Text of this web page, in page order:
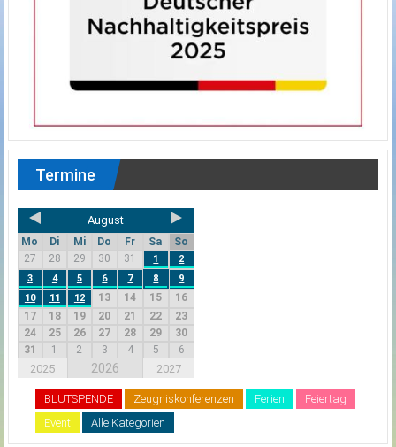
Termine
August
Mo Di Mi Do Fr Sa
So
27
28 29 30 31 1
2
3
4 5 6 7 8
9
10
11 12 13 14 15
16
17
18 19 20 21 22
23
24
25 26 27 28 29
30
31
1 2 3 4 5 6
2025 2026 2027
BLUTSPENDE Zeugniskonferenzen Ferien
Feiertag
Event
Alle Kategorien